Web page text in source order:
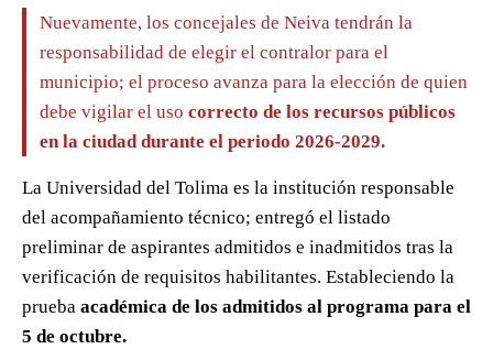
Nuevamente, los concejales de Neiva tendrán la
responsabilidad de elegir el contralor para el
municipio; el proceso avanza para la elección de quien
debe vigilar el uso correcto de los recursos públicos
en la ciudad durante el periodo 2026-2029.
La Universidad del Tolima es la institución responsable
del acompañamiento técnico; entregó el listado
preliminar de aspirantes admitidos e inadmitidos tras la
verificación de requisitos habilitantes. Estableciendo la
prueba académica de los admitidos al programa para el
5 de octubre.